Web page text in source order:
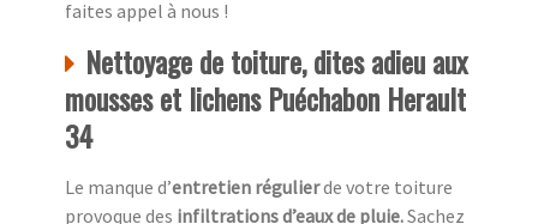
faites appel à nous !
Nettoyage de toiture, dites adieu aux
mousses et lichens Puéchabon Herault
34
Le manque d’entretien régulierde votre toiture
provoque des infiltrations d’eaux de pluie.Sachez